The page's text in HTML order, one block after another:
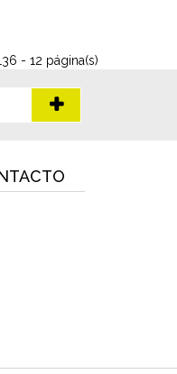
- 12 página(s)